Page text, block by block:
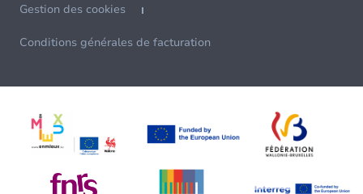
Gestion des cookies
Conditions générales de facturation